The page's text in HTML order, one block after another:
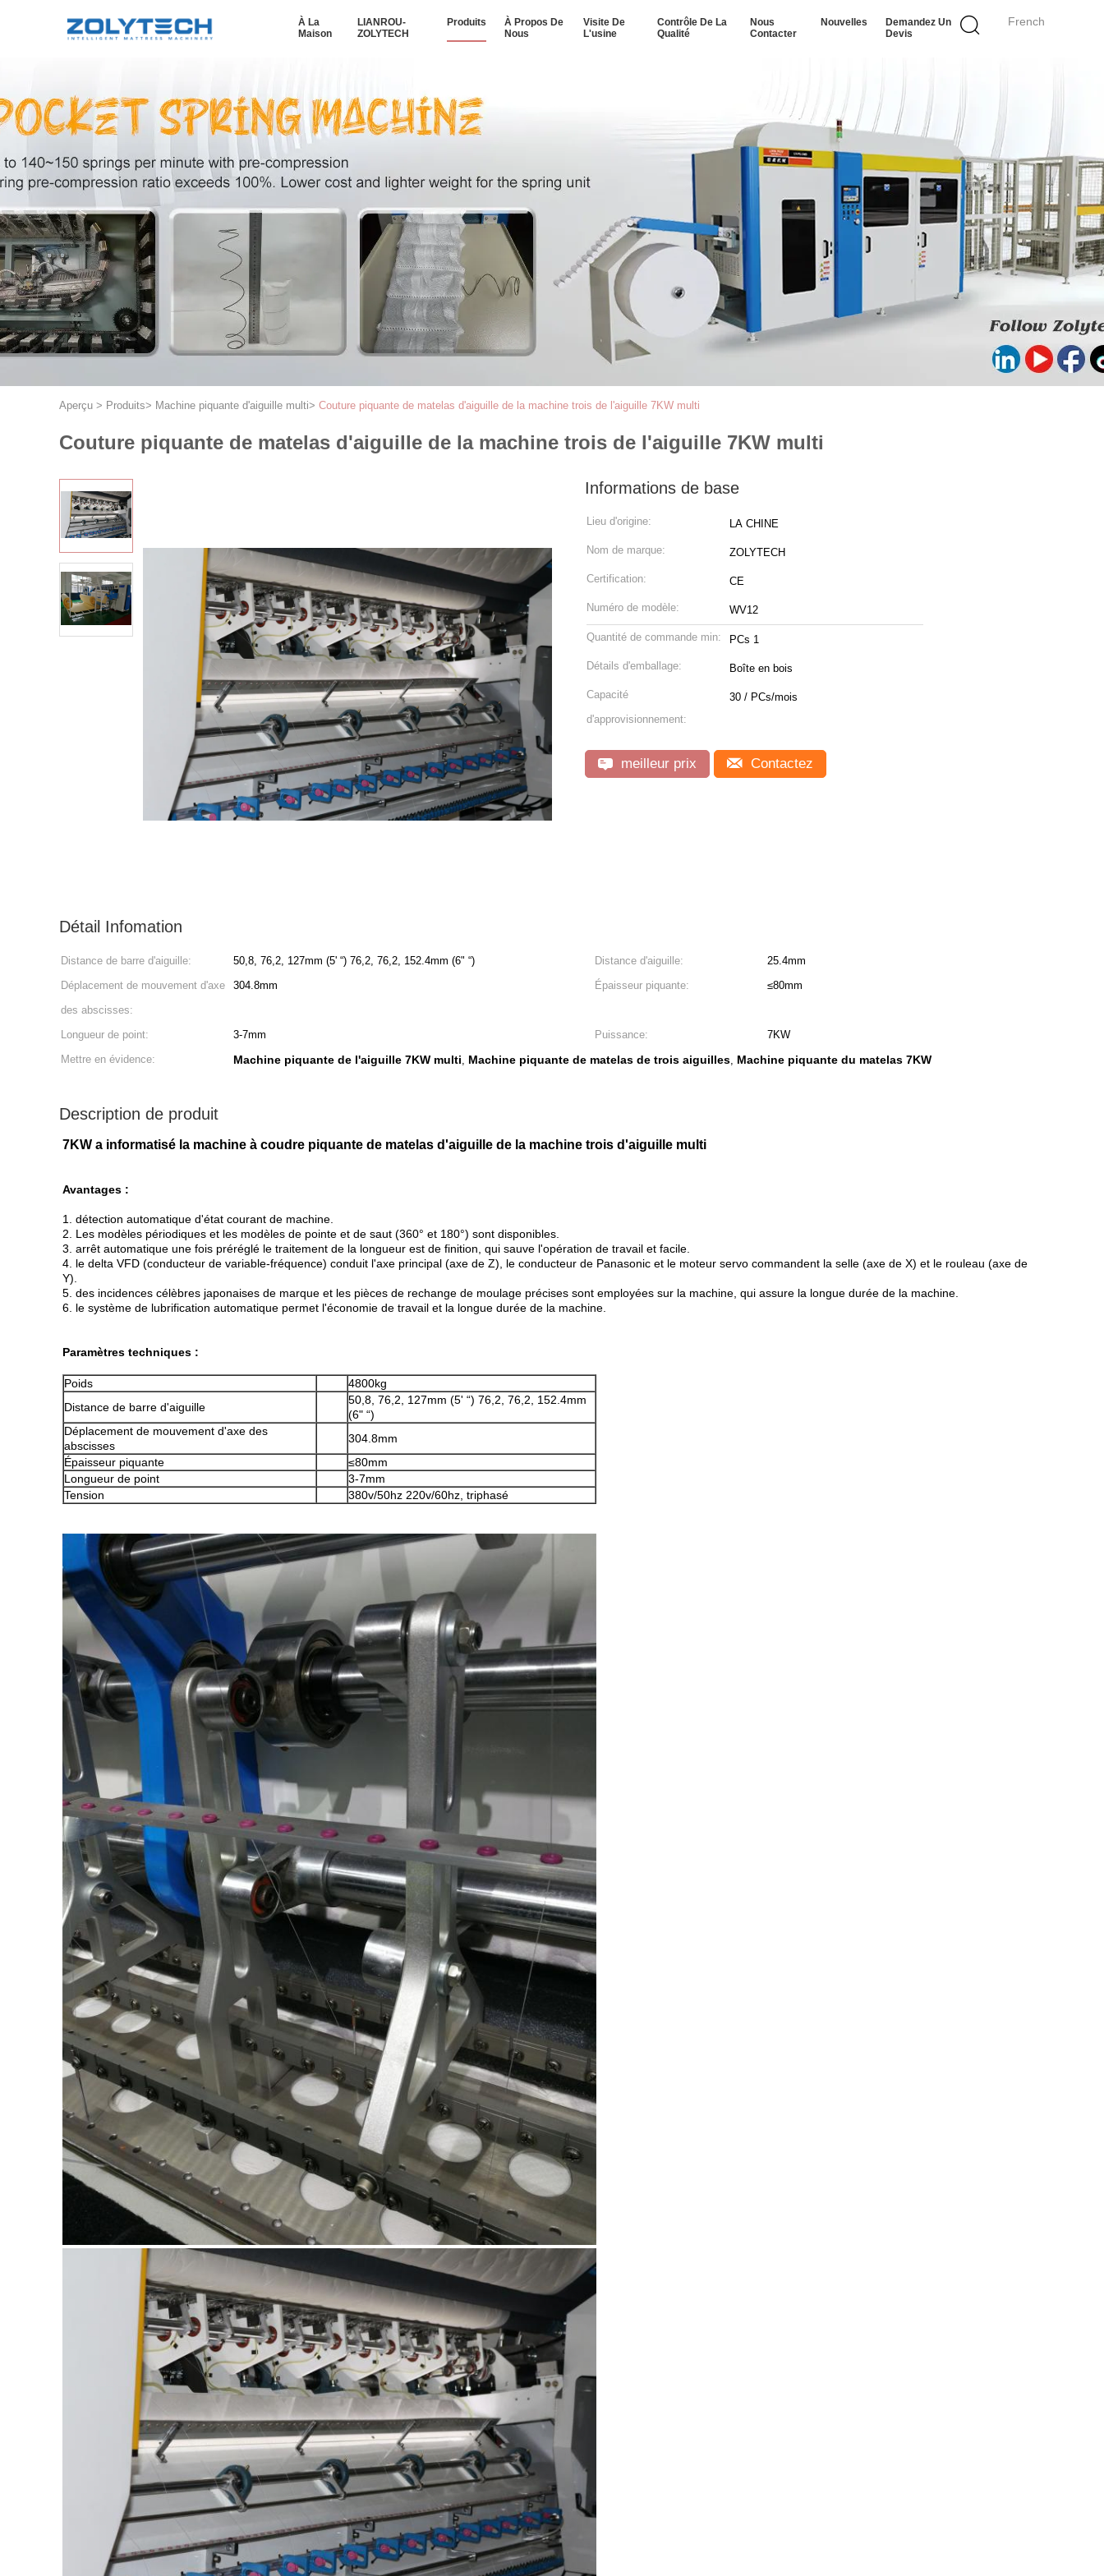
French
À La
Maison
LIANROU-
ZOLYTECH
Produits
À Propos De
Nous
Visite De
L'usine
Contrôle De La
Qualité
Nous
Contacter
Nouvelles
Demandez Un
Devis
Aperçu > Produits> Machine piquante d'aiguille multi> Couture piquante de matelas d'aiguille de la machine trois de l'aiguille 7KW multi
Couture piquante de matelas d'aiguille de la machine trois de l'aiguille 7KW multi
Informations de base
Lieu d'origine: LA CHINE
Nom de marque: ZOLYTECH
Certification: CE
Numéro de modèle: WV12
Quantité de commande min: PCs 1
Détails d'emballage: Boîte en bois
Capacité
d'approvisionnement:
30 / PCs/mois
meilleur prix Contactez
Détail Infomation
Distance de barre d'aiguille: 50,8, 76,2, 127mm (5' “) 76,2, 76,2, 152.4mm (6" “) Distance d'aiguille:
25.4mm
Déplacement de mouvement d'axe
des abscisses:
304.8mm Épaisseur piquante: ≤80mm
Longueur de point: 3-7mm Puissance:
7KW
Mettre en évidence:
Machine piquante de l'aiguille 7KW multi, Machine piquante de matelas de trois aiguilles, Machine piquante du matelas 7KW
Description de produit
7KW a informatisé la machine à coudre piquante de matelas d'aiguille de la machine trois d'aiguille multi
Avantages :
1. détection automatique d'état courant de machine.
2. Les modèles périodiques et les modèles de pointe et de saut (360° et 180°) sont disponibles.
3. arrêt automatique une fois préréglé le traitement de la longueur est de finition, qui sauve l'opération de travail et facile.
4. le delta VFD (conducteur de variable-fréquence) conduit l'axe principal (axe de Z), le conducteur de Panasonic et le moteur servo commandent la selle (axe de X) et le rouleau (axe de
Y).
5. des incidences célèbres japonaises de marque et les pièces de rechange de moulage précises sont employées sur la machine, qui assure la longue durée de la machine.
6. le système de lubrification automatique permet l'économie de travail et la longue durée de la machine.
Paramètres techniques :
Poids
4800kg
Distance de barre d'aiguille
50,8, 76,2, 127mm (5' “) 76,2, 76,2, 152.4mm
(6" “)
Déplacement de mouvement d'axe des
abscisses
304.8mm
Épaisseur piquante
≤80mm
Longueur de point
3-7mm
Tension
380v/50hz 220v/60hz, triphasé